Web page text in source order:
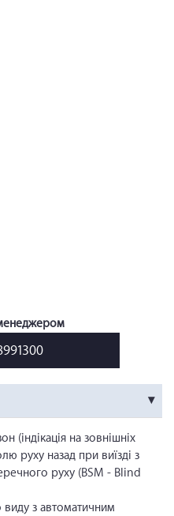
(індікація на зовнішніх
руху назад при виїзді з
руху (BSM - Blind
виду з автоматичним